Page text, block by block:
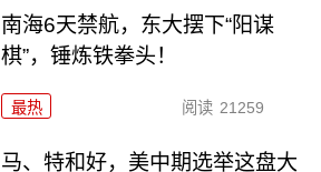
南海6天禁航，东大摆下“阳谋
棋”，锤炼铁拳头！
最热 阅读 21259
马、特和好，美中期选举这盘大